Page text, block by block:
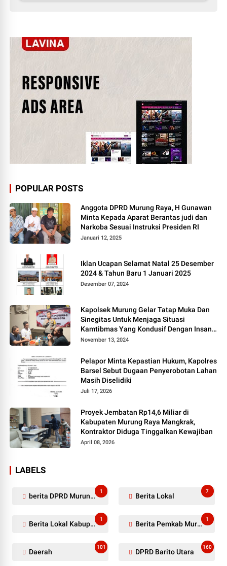
POPULAR POSTS
Anggota DPRD Murung Raya, H Gunawan
Minta Kepada Aparat Berantas judi dan
Narkoba Sesuai Instruksi Presiden RI
Januari 12, 2025
Iklan Ucapan Selamat Natal 25 Desember
2024 & Tahun Baru 1 Januari 2025
Desember 07, 2024
Kapolsek Murung Gelar Tatap Muka Dan
Sinegitas Untuk Menjaga Situasi
Kamtibmas Yang Kondusif Dengan Insan
Pers
November 13, 2024
Pelapor Minta Kepastian Hukum, Kapolres
Barsel Sebut Dugaan Penyerobotan Lahan
Masih Diselidiki
Juli 17, 2026
Proyek Jembatan Rp14,6 Miliar di
Kabupaten Murung Raya Mangkrak,
Kontraktor Diduga Tinggalkan Kewajiban
April 08, 2026
LABELS
berita DPRD Murung Raya
1
Berita Lokal
7
Berita Lokal Kabupaten Barito Utara
1
Berita Pemkab Murung Raya
1
Daerah
101
DPRD Barito Utara
160